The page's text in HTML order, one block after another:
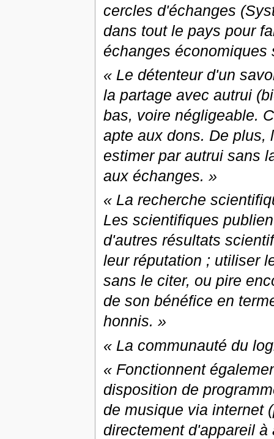
cercles d'échanges
dans tout le pays pour
échanges économiques
« Le détenteur d'un
la partage avec autrui
bas, voire négligeable.
apte aux dons. De plus,
estimer par autrui sans
aux échanges. »
« La recherche
Les scientifiques
d'autres résultats
leur réputation ; utiliser
sans le citer, ou pire
de son bénéfice en
honnis. »
« La communauté du
« Fonctionnent
disposition de
de musique via internet
directement d'appareil